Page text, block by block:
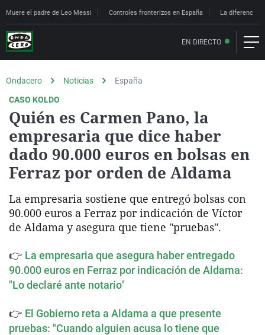
Muere el padre de Leo Messi Controles fronterizos en España La diferencia
EN DIRECTO
Ondacero Noticias
España
CASO KOLDO
Quién es Carmen Pano, la
empresaria que dice haber
dado 90.000 euros en bolsas en
Ferraz por orden de Aldama
La empresaria sostiene que entregó bolsas con
90.000 euros a Ferraz por indicación de Víctor
de Aldama y asegura que tiene "pruebas".
👉 La empresaria que asegura haber entregado
90.000 euros en Ferraz por indicación de Aldama:
"Lo declaré ante notario"
👉 El Gobierno reta a Aldama a que presente
pruebas: "Cuando alguien acusa lo tiene que